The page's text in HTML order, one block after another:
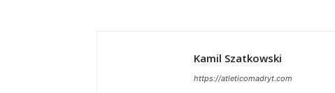
Kamil Szatkowski
https://atleticomadryt.com